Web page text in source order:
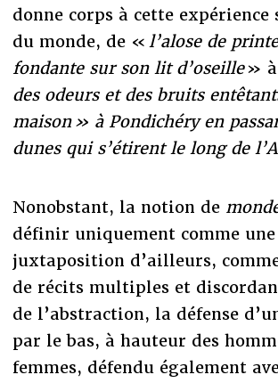
donne corps à cette expérience
du monde, de « l’alose de
fondante sur son lit d’oseille»
des odeurs et des bruits
maison » à Pondichéry en
dunes qui s’étirent le long de
Nonobstant, la notion de
définir uniquement comme une
juxtaposition d’ailleurs,
de récits multiples et
de l’abstraction, la défense
par le bas, à hauteur des
femmes, défendu également